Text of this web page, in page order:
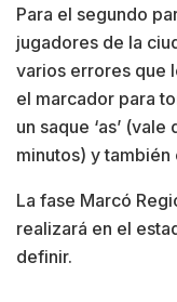
Para el segundo
jugadores de la
varios errores que
el marcador para
un saque ‘as’
minutos) y también
La fase Marcó
realizará en el
definir.